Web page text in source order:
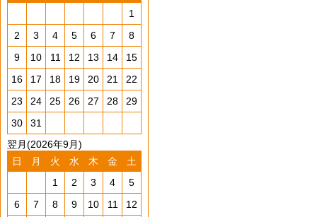
1
2
3 4 5 6 7
8
9
10 11 12 13 14
15
16
17 18 19 20 21
22
23
24 25 26 27 28
29
30
31
翌月(2026年9月)
日
月 火 水 木 金
土
1
2 3 4
5
6
7 8 9 10 11
12